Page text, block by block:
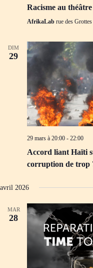
Racisme au théâtre
AfrikaLab rue des
DIM
29
29 mars à 20:00 - 22:00
Accord liant Haïti
corruption de trop
avril 2026
MAR
28